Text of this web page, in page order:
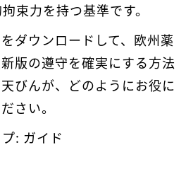
束力を持つ基準です。
ダウンロードして、欧州薬
版の遵守を確実にする方法
びんが、どのようにお役に
さい。
: ガイド